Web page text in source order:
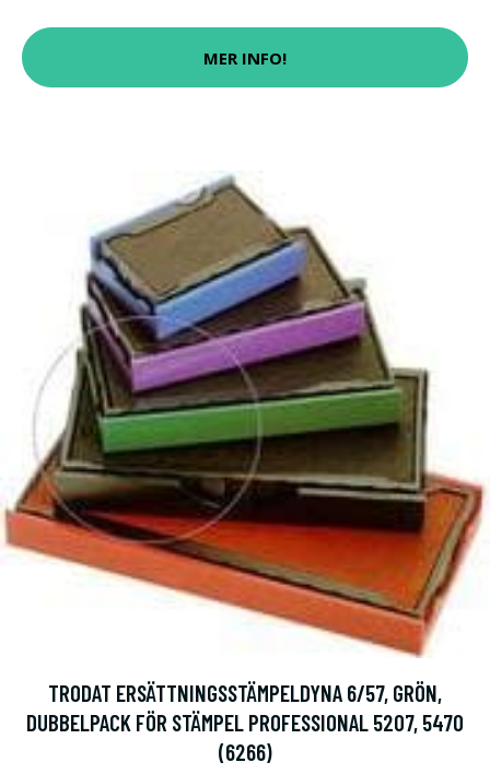
MER INFO!
TRODAT ERSÄTTNINGSSTÄMPELDYNA 6/57, GRÖN,
DUBBELPACK FÖR STÄMPEL PROFESSIONAL 5207, 5470
(6266)